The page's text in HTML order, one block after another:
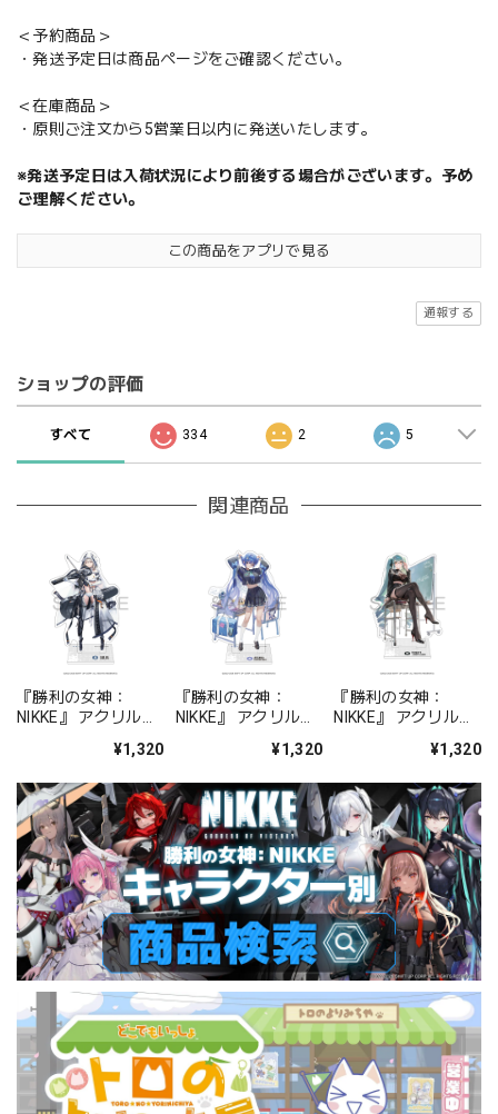
＜予約商品＞
・発送予定日は商品ページをご確認ください。
＜在庫商品＞
・原則ご注文から5営業日以内に発送いたします。
※発送予定日は入荷状況により前後する場合がございます。予め
ご理解ください。
この商品をアプリで見る
通報する
ショップの評価
すべて 334 2 5
関連商品
『勝利の女神：
NIKKE』 アクリルス
¥1,320
『勝利の女神：
NIKKE』 アクリルス
ォーチュンメイト
¥1,320
『勝利の女神：
NIKKE』 アクリルス
シャープレッスン
¥1,320